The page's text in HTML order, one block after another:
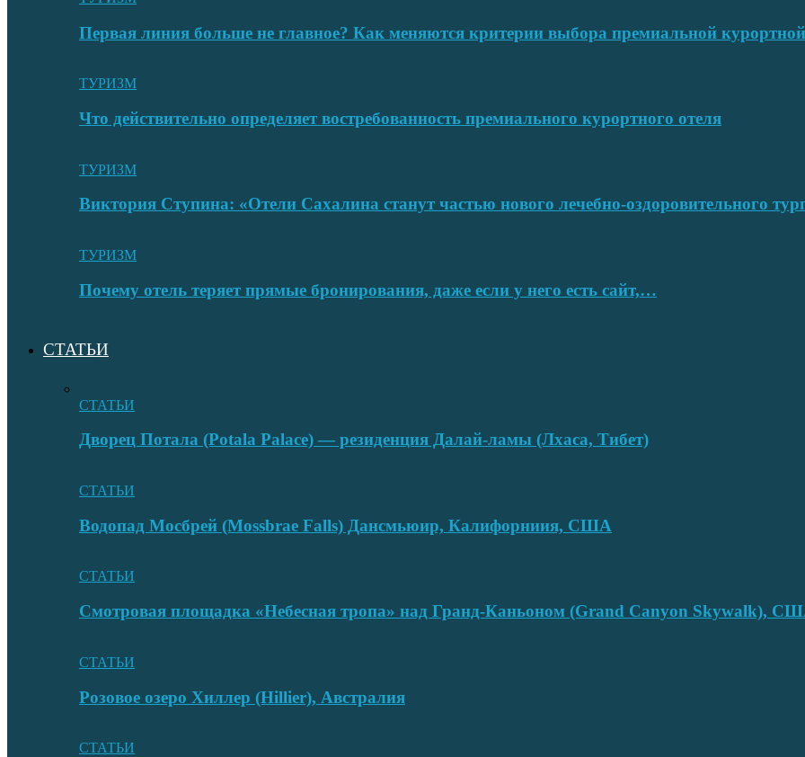
Первая линия больше не главное? Как меняются критерии выбора премиальной
ТУРИЗМ
Что действительно определяет востребованность премиального курортного отеля
ТУРИЗМ
Виктория Ступина: «Отели Сахалина станут частью нового лечебно-оздоровительного
ТУРИЗМ
Почему отель теряет прямые бронирования, даже если у него есть сайт,…
СТАТЬИ
СТАТЬИ
Дворец Потала (Potala Palace) — резиденция Далай-ламы (Лхаса, Тибет)
СТАТЬИ
Водопад Мосбрей (Mossbrae Falls) Дансмьюир, Калифорниия, США
СТАТЬИ
Смотровая площадка «Небесная тропа» над Гранд-Каньоном (Grand Canyon Skywalk),
СТАТЬИ
Розовое озеро Хиллер (Hillier), Австралия
СТАТЬИ